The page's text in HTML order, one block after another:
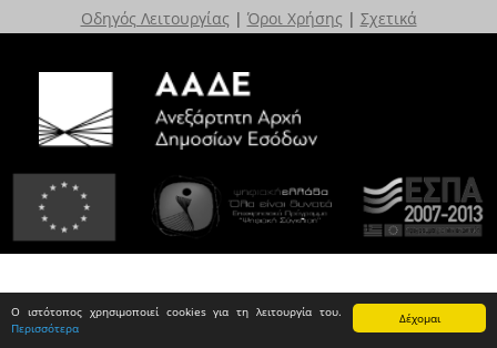
Δέχομαι
Ο ιστότοπος χρησιμοποιεί cookies για τη λειτουργία του.
Περισσότερα
Οδηγός Λειτουργίας | Όροι Χρήσης | Σχετικά